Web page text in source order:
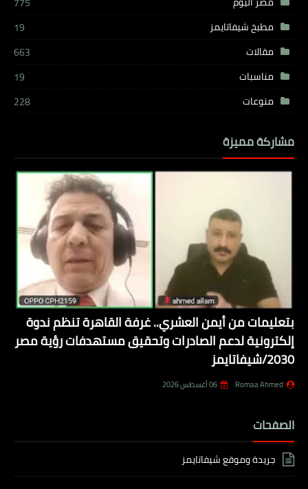
مطبخ شيفاتايمز
19
مقالات
663
مناسبات
19
منوعات
228
مشاركة مميزة
بتعليمات من أيمن العشري.. غرفة القاهرة تنظم ندوة
إلكترونية لدعم الصادرات وتحقيق مستهدفات رؤية مصر
2030/شيفاتايمز
Romaa Ahmed 06 أغسطس 2026
الصفحات
جريدة وموقع شيفاتايمز